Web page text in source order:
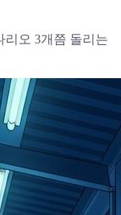
리오 3개쯤 돌리는